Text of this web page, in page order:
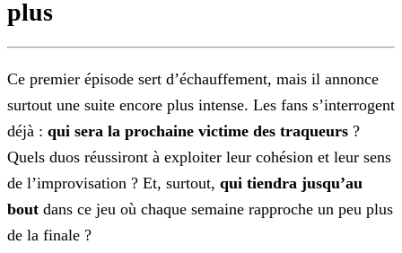
plus
Ce premier épisode sert d’échauffement, mais il annonce
surtout une suite encore plus intense. Les fans s’interrogent
déjà : qui sera la prochaine victime des traqueurs ?
Quels duos réussiront à exploiter leur cohésion et leur sens
de l’improvisation ? Et, surtout, qui tiendra jusqu’au
bout dans ce jeu où chaque semaine rapproche un peu plus
de la finale ?